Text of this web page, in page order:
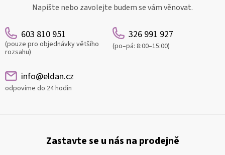
Napište nebo zavolejte budem se vám věnovat.
603 810 951
(pouze pro objednávky většího
rozsahu)
326 991 927
(po–pá: 8:00–15:00)
info@eldan.cz
odpovíme do 24 hodin
Zastavte se u nás na prodejně